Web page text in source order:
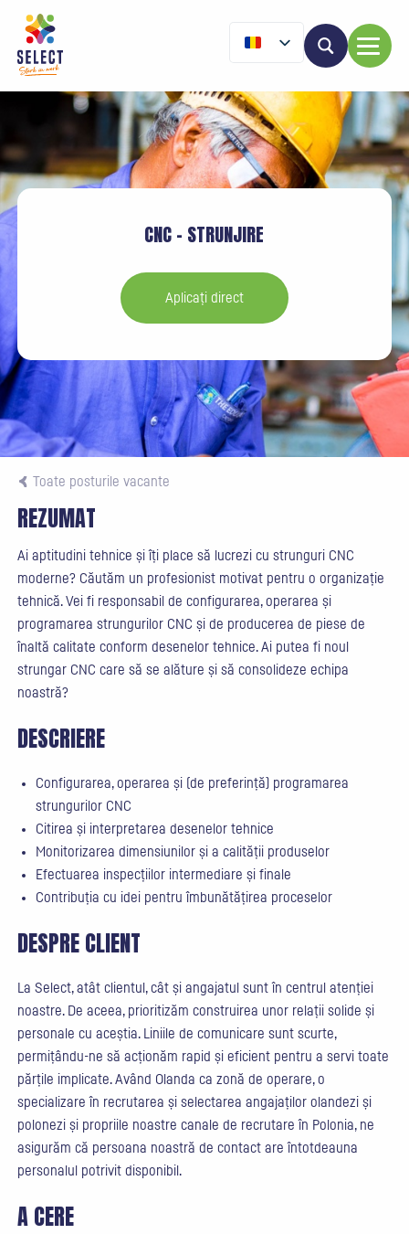
CNC – STRUNJIRE
Aplicați direct
Toate posturile vacante
REZUMAT
Ai aptitudini tehnice și îți place să lucrezi cu strunguri CNC
moderne? Căutăm un profesionist motivat pentru o organizație
tehnică. Vei fi responsabil de configurarea, operarea și
programarea strungurilor CNC și de producerea de piese de
înaltă calitate conform desenelor tehnice. Ai putea fi noul
strungar CNC care să se alăture și să consolideze echipa
noastră?
DESCRIERE
Configurarea, operarea și (de preferință) programarea
strungurilor CNC
Citirea și interpretarea desenelor tehnice
Monitorizarea dimensiunilor și a calității produselor
Efectuarea inspecțiilor intermediare și finale
Contribuția cu idei pentru îmbunătățirea proceselor
DESPRE CLIENT
La Select, atât clientul, cât și angajatul sunt în centrul atenției
noastre. De aceea, prioritizăm construirea unor relații solide și
personale cu aceștia. Liniile de comunicare sunt scurte,
permițându-ne să acționăm rapid și eficient pentru a servi toate
părțile implicate. Având Olanda ca zonă de operare, o
specializare în recrutarea și selectarea angajaților olandezi și
polonezi și propriile noastre canale de recrutare în Polonia, ne
asigurăm că persoana noastră de contact are întotdeauna
personalul potrivit disponibil.
A CERE